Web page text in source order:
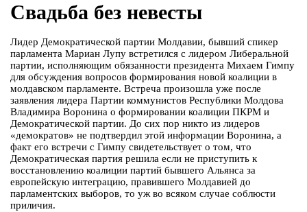
Свадьба без невесты
Лидер Демократической партии Молдавии, бывший спикер
парламента Мариан Лупу встретился с лидером Либеральной
партии, исполняющим обязанности президента Михаем Гимпу
для обсуждения вопросов формирования новой коалиции в
молдавском парламенте. Встреча произошла уже после
заявления лидера Партии коммунистов Республики Молдова
Владимира Воронина о формировании коалиции ПКРМ и
Демократической партии. До сих пор никто из лидеров
«демократов» не подтвердил этой информации Воронина, а
факт его встречи с Гимпу свидетельствует о том, что
Демократическая партия решила если не приступить к
восстановлению коалиции партий бывшего Альянса за
европейскую интеграцию, правившего Молдавией до
парламентских выборов, то уж во всяком случае соблюсти
приличия.